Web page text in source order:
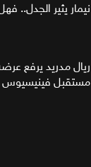
نيمار يثير الجدل..
ريال مدريد يرفع
مستقبل فينيسيوس